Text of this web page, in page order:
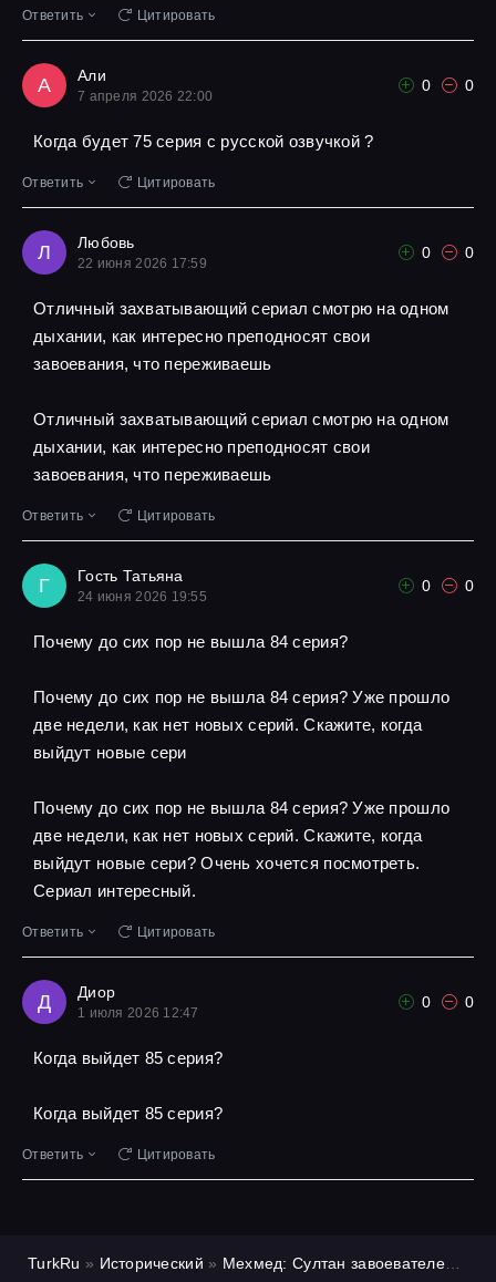
Ответить Цитировать
А Али
7 апреля 2026 22:00
0 0
Когда будет 75 серия с русской озвучкой ?
Ответить Цитировать
Л Любовь
22 июня 2026 17:59
0 0
Отличный захватывающий сериал смотрю на одном
дыхании, как интересно преподносят свои
завоевания, что переживаешь
Отличный захватывающий сериал смотрю на одном
дыхании, как интересно преподносят свои
завоевания, что переживаешь
Ответить Цитировать
Г Гость Татьяна
24 июня 2026 19:55
0 0
Почему до сих пор не вышла 84 серия?
Почему до сих пор не вышла 84 серия? Уже прошло
две недели, как нет новых серий. Скажите, когда
выйдут новые сери
Почему до сих пор не вышла 84 серия? Уже прошло
две недели, как нет новых серий. Скажите, когда
выйдут новые сери? Очень хочется посмотреть.
Сериал интересный.
Ответить Цитировать
Д Диор
1 июля 2026 12:47
0 0
Когда выйдет 85 серия?
Когда выйдет 85 серия?
Ответить Цитировать
TurkRu » Исторический » Мехмед: Султан завоевателей